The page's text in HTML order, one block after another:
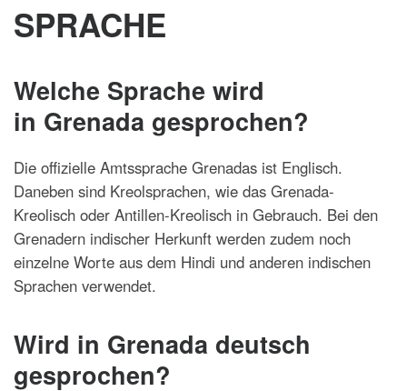
SPRACHE
Welche Sprache wird
in Grenada gesprochen?
Die offizielle Amtssprache Grenadas ist Englisch.
Daneben sind Kreolsprachen, wie das Grenada-
Kreolisch oder Antillen-Kreolisch in Gebrauch. Bei den
Grenadern indischer Herkunft werden zudem noch
einzelne Worte aus dem Hindi und anderen indischen
Sprachen verwendet.
Wird in Grenada deutsch
gesprochen?